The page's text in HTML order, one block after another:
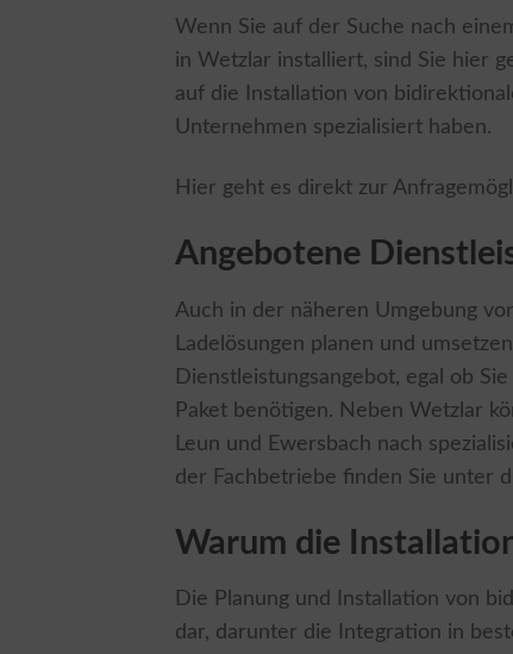
Wenn Sie auf der Suche nach
in Wetzlar installiert, sind Sie hier
auf die Installation von
Unternehmen spezialisiert haben.
Hier geht es direkt zur
Angebotene
Auch in der näheren Umgebung
Ladelösungen planen und
Dienstleistungsangebot, egal ob
Paket benötigen. Neben Wetzlar
Leun und Ewersbach nach
der Fachbetriebe finden Sie unter
Warum die
Die Planung und Installation von
dar, darunter die Integration in